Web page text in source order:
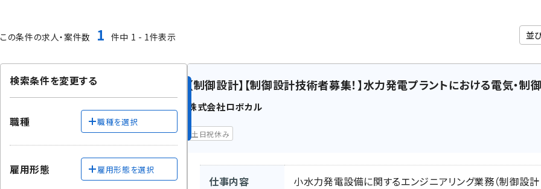
この条件の求人・案件数 1 件中 1 - 1件表示
【制御設計】【制御設計技術者募集！】水力発電プラントにおける電気・制
株式会社ロボカル
土日祝休み
仕事内容 小水力発電設備に関するエンジニアリング業務（制御設
検索条件を変更する
職種 職種を選択
雇用形態 雇用形態を選択